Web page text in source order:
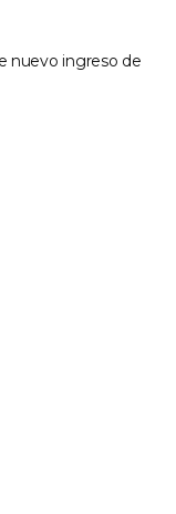
nuevo ingreso de